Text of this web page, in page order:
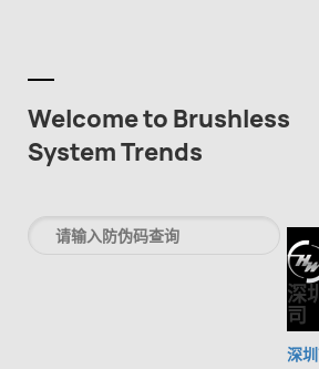
Welcome to Brushless
System Trends
深
司
深